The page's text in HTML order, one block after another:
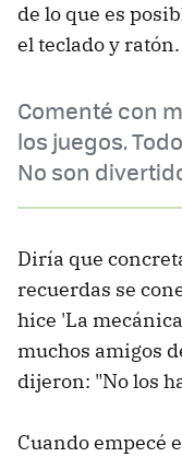
de lo que es
el teclado y ratón.
Comenté con
los juegos.
No son
Diría que
recuerdas se
hice 'La
muchos amigos
dijeron: "No los
Cuando empecé